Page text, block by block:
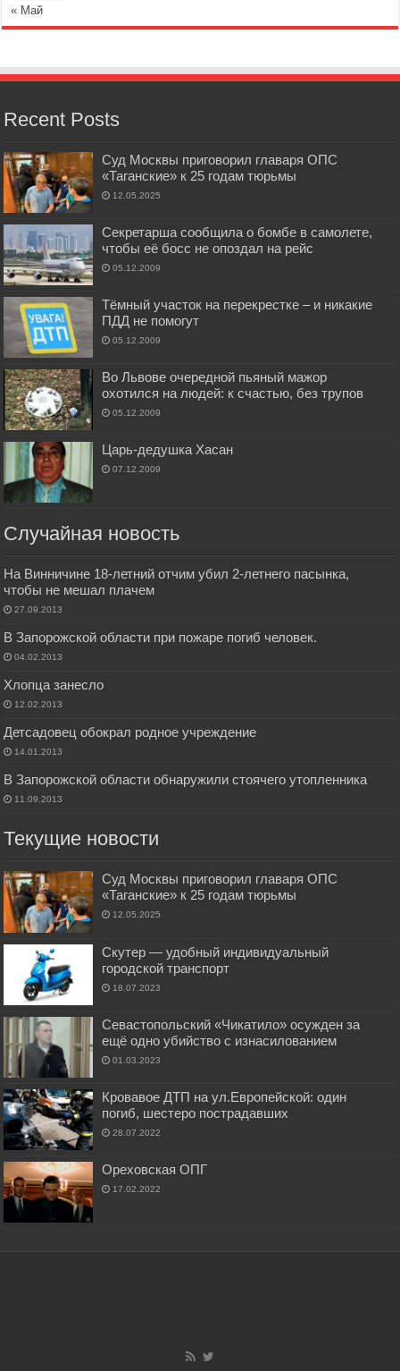
« Май
Recent Posts
Суд Москвы приговорил главаря ОПС
«Таганские» к 25 годам тюрьмы
12.05.2025
Секретарша сообщила о бомбе в самолете,
чтобы её босс не опоздал на рейс
05.12.2009
Тёмный участок на перекрестке – и никакие
ПДД не помогут
05.12.2009
Во Львове очередной пьяный мажор
охотился на людей: к счастью, без трупов
05.12.2009
Царь-дедушка Хасан
07.12.2009
Случайная новость
На Винничине 18-летний отчим убил 2-летнего пасынка,
чтобы не мешал плачем
27.09.2013
В Запорожской области при пожаре погиб человек.
04.02.2013
Хлопца занесло
12.02.2013
Детсадовец обокрал родное учреждение
14.01.2013
В Запорожской области обнаружили стоячего утопленника
11.09.2013
Текущие новости
Суд Москвы приговорил главаря ОПС
«Таганские» к 25 годам тюрьмы
12.05.2025
Скутер — удобный индивидуальный
городской транспорт
18.07.2023
Севастопольский «Чикатило» осужден за
ещё одно убийство с изнасилованием
01.03.2023
Кровавое ДТП на ул.Европейской: один
погиб, шестеро пострадавших
28.07.2022
Ореховская ОПГ
17.02.2022